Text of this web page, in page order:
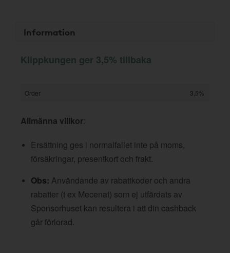
Information
Klippkungen ger 3,5% tillbaka
Order 3,5%
Allmänna villkor:
Ersättning ges i normalfallet inte på moms,
försäkringar, presentkort och frakt.
Obs: Användande av rabattkoder och andra
rabatter (t ex Mecenat) som ej utfärdats av
Sponsorhuset kan resultera i att din cashback
går förlorad.